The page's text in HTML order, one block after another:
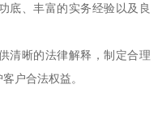
底、丰富的实务经验以及良
清晰的法律解释，制定合理
户合法权益。